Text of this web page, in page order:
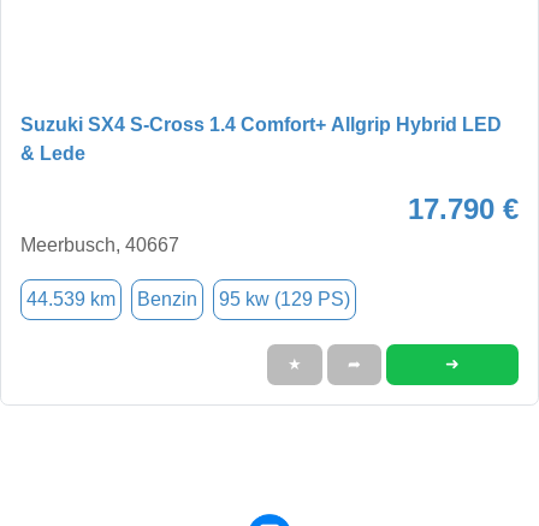
Suzuki SX4 S-Cross 1.4 Comfort+ Allgrip Hybrid LED
& Lede
17.790 €
Meerbusch, 40667
44.539 km Benzin 95 kw (129 PS)
★ ➦ ➜